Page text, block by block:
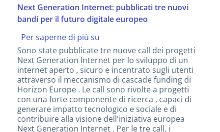
Next Generation Internet: pubblicati tre nuovi
bandi per il futuro digitale europeo
Per saperne di più su
Generation
Internet:
pubblicati
tre
nuovi
bandi
per
il
futuro
Sono state pubblicate tre nuove call dei progetti
Next Generation Internet per lo sviluppo di un
internet aperto , sicuro e incentrato sugli utenti
attraverso il meccanismo di cascade funding di
Horizon Europe . Le call sono rivolte a progetti
con una forte componente di ricerca , capaci di
generare impatto tecnologico e sociale e di
contribuire alla visione dell'iniziativa europea
Next Generation Internet . Per le tre call, i